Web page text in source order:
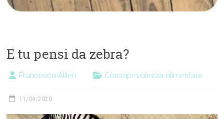
E tu pensi da zebra?
Francesca Allieri Consapevolezza alimentare
11/04/2020